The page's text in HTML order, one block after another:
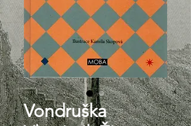
Vondruška